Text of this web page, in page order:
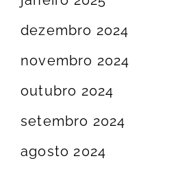
dezembro 2024
novembro 2024
outubro 2024
setembro 2024
agosto 2024